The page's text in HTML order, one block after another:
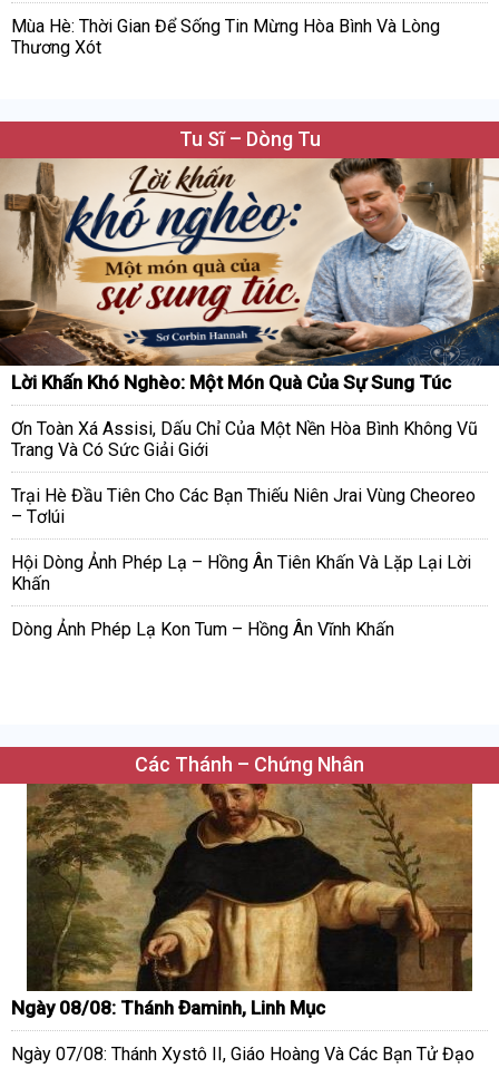
Mùa Hè: Thời Gian Để Sống Tin Mừng Hòa Bình Và Lòng
Thương Xót
Tu Sĩ – Dòng Tu
Lời Khấn Khó Nghèo: Một Món Quà Của Sự Sung Túc
Ơn Toàn Xá Assisi, Dấu Chỉ Của Một Nền Hòa Bình Không Vũ
Trang Và Có Sức Giải Giới
Trại Hè Đầu Tiên Cho Các Bạn Thiếu Niên Jrai Vùng Cheoreo
– Tơlúi
Hội Dòng Ảnh Phép Lạ – Hồng Ân Tiên Khấn Và Lặp Lại Lời
Khấn
Dòng Ảnh Phép Lạ Kon Tum – Hồng Ân Vĩnh Khấn
Các Thánh – Chứng Nhân
Ngày 08/08: Thánh Đaminh, Linh Mục
Ngày 07/08: Thánh Xystô II, Giáo Hoàng Và Các Bạn Tử Đạo